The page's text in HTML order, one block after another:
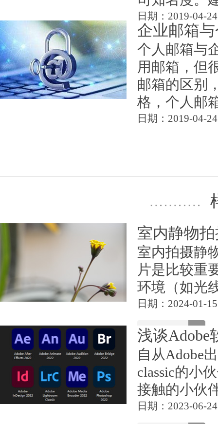
日期：2019-04-24
企业邮箱
个人邮箱与
用邮箱，但
邮箱的区别
格，个人邮
日期：2019-04-24
室内静物
室内拍摄静
片是比较重
环境（如光
日期：2024-01-15
浅谈​Adobe
自从Adobe
classic的小
接触的小伙
日期：2023-06-24